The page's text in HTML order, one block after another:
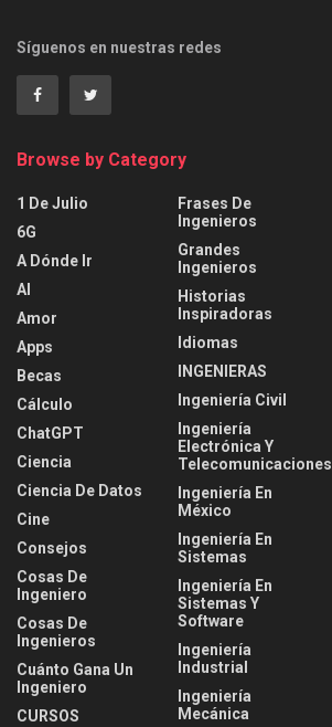
Síguenos en nuestras redes
Browse by Category
1 De Julio
6G
A Dónde Ir
AI
Amor
Apps
Becas
Cálculo
ChatGPT
Ciencia
Ciencia De Datos
Cine
Consejos
Cosas De
Ingeniero
Cosas De
Ingenieros
Cuánto Gana Un
Ingeniero
CURSOS
Frases De
Ingenieros
Grandes
Ingenieros
Historias
Inspiradoras
Idiomas
INGENIERAS
Ingeniería Civil
Ingeniería
Electrónica Y
Telecomunicaciones
Ingeniería En
México
Ingeniería En
Sistemas
Ingeniería En
Sistemas Y
Software
Ingeniería
Industrial
Ingeniería
Mecánica